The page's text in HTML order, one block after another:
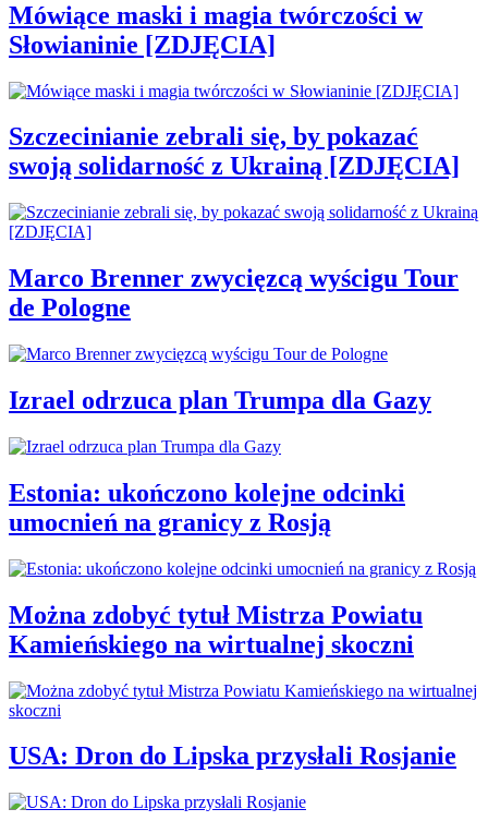
Mówiące maski i magia twórczości w
Słowianinie [ZDJĘCIA]
Szczecinianie zebrali się, by pokazać
swoją solidarność z Ukrainą [ZDJĘCIA]
Marco Brenner zwycięzcą wyścigu Tour
de Pologne
Izrael odrzuca plan Trumpa dla Gazy
Estonia: ukończono kolejne odcinki
umocnień na granicy z Rosją
Można zdobyć tytuł Mistrza Powiatu
Kamieńskiego na wirtualnej skoczni
USA: Dron do Lipska przysłali Rosjanie